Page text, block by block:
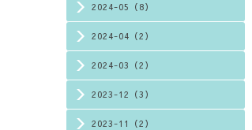
2024-05（8）
2024-04（2）
2024-03（2）
2023-12（3）
2023-11（2）